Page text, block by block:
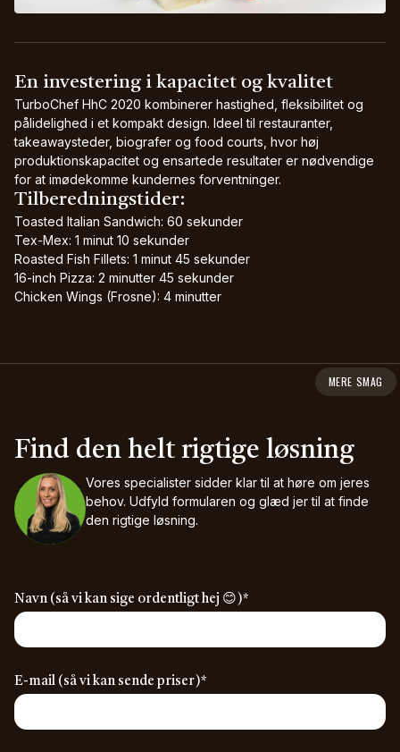
En investering i kapacitet og kvalitet
TurboChef HhC 2020 kombinerer hastighed, fleksibilitet og
pålidelighed i et kompakt design. Ideel til restauranter,
takeawaysteder, biografer og food courts, hvor høj
produktionskapacitet og ensartede resultater er nødvendige
for at imødekomme kundernes forventninger.
Tilberedningstider:
Toasted Italian Sandwich: 60 sekunder
Tex-Mex: 1 minut 10 sekunder
Roasted Fish Fillets: 1 minut 45 sekunder
16-inch Pizza: 2 minutter 45 sekunder
Chicken Wings (Frosne): 4 minutter
MERE SMAG
Find den helt rigtige løsning
Vores specialister sidder klar til at høre om jeres
behov. Udfyld formularen og glæd jer til at finde
den rigtige løsning.
Navn (så vi kan sige ordentligt hej 😊)*
E-mail (så vi kan sende priser)*